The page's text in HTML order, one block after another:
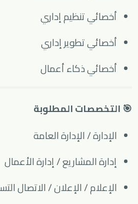
أخصائي تنظيم إداري
أخصائي تطوير إداري
أخصائي ذكاء أعمال
🎯 التخصصات المطلوبة
الإدارة / الإدارة العامة
إدارة المشاريع / إدارة الأعمال
الإعلام / الإعلان / الاتصال